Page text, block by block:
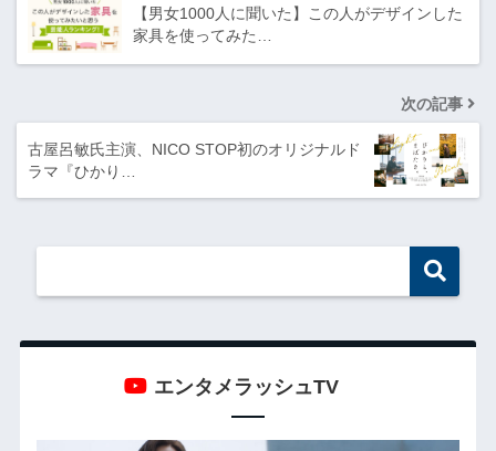
【男女1000人に聞いた】この人がデザインした
家具を使ってみた…
次の記事
古屋呂敏氏主演、NICO STOP初のオリジナルド
ラマ『ひかり…
エンタメラッシュTV